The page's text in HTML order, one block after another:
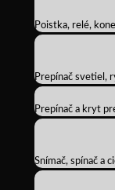
Poistka, relé,
Prepínač svetiel,
Prepínač a kryt
Snímač, spínač a